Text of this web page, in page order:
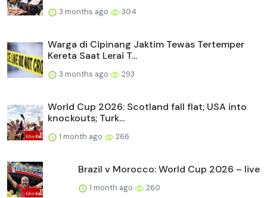
3 months ago 304
Warga di Cipinang Jaktim Tewas Tertemper
Kereta Saat Lerai T...
3 months ago 293
World Cup 2026: Scotland fall flat; USA into
knockouts; Turk...
1 month ago 266
Brazil v Morocco: World Cup 2026 – live
1 month ago 260